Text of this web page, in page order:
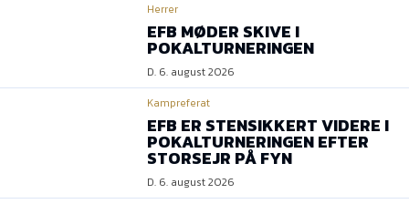
Herrer
EFB MØDER SKIVE I
POKALTURNERINGEN
D. 6. august 2026
Kampreferat
EFB ER STENSIKKERT VIDERE I
POKALTURNERINGEN EFTER
STORSEJR PÅ FYN
D. 6. august 2026